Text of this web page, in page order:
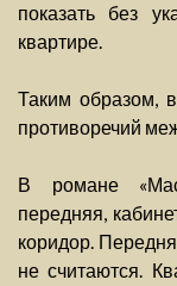
показать без
квартире.
Таким образом,
противоречий
В романе
передняя,
коридор.
не считаются.